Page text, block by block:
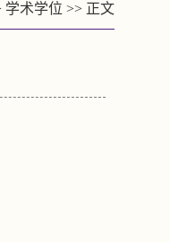
学术学位 >> 正文